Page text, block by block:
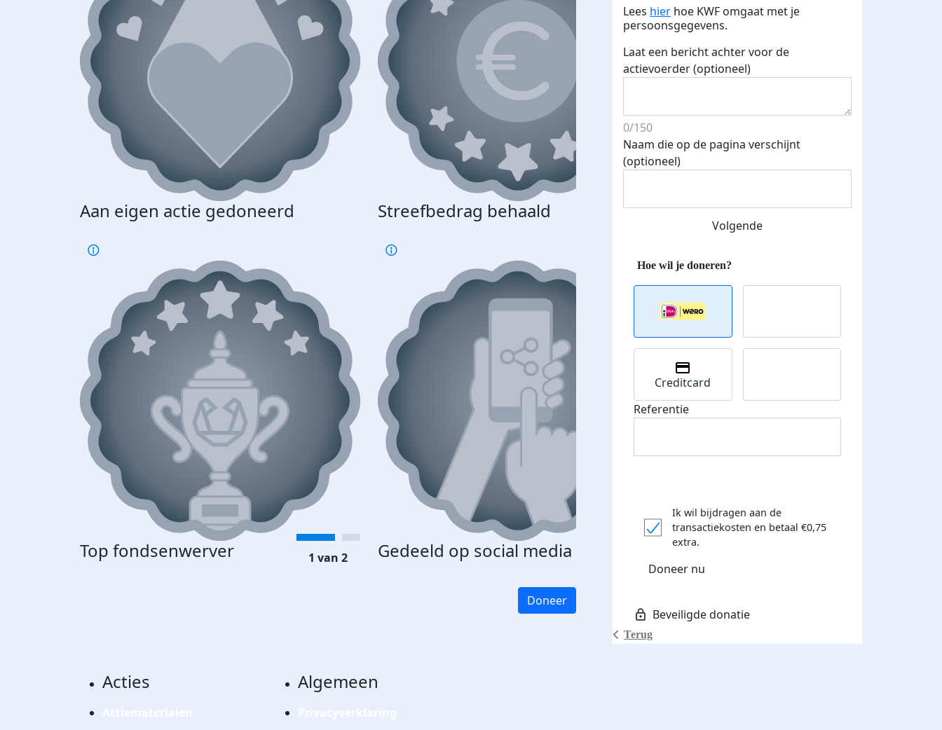
Aan eigen actie gedoneerd Streefbedrag behaald Streefbedrag verhoogd
Top fondsenwerver Gedeeld op social media Donateurs bedankt
1 van 2
Doneer
Lees hier hoe KWF omgaat met je
persoonsgegevens.
Laat een bericht achter voor de
actievoerder (optioneel)
0/150
Naam die op de pagina verschijnt
(optioneel)
Volgende
Terug
Creditcard
Referentie
Ik wil bijdragen aan de
transactiekosten en betaal €0,75
extra.
Doneer nu
Acties Algemeen